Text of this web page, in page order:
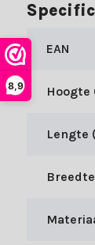
8,9
LED-kaars:
Kleur
Hieronder
EAN
Hoogte
Lengte